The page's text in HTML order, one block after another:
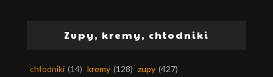
Zupy, kremy, chłodniki
chłodniki (14) kremy (128) zupy (427)